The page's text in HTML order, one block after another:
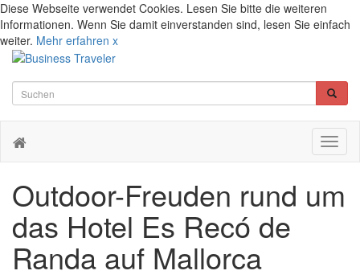
Diese Webseite verwendet Cookies. Lesen Sie bitte die weiteren
Informationen. Wenn Sie damit einverstanden sind, lesen Sie einfach
weiter. Mehr erfahren x
Outdoor-Freuden rund um
das Hotel Es Recó de
Randa auf Mallorca